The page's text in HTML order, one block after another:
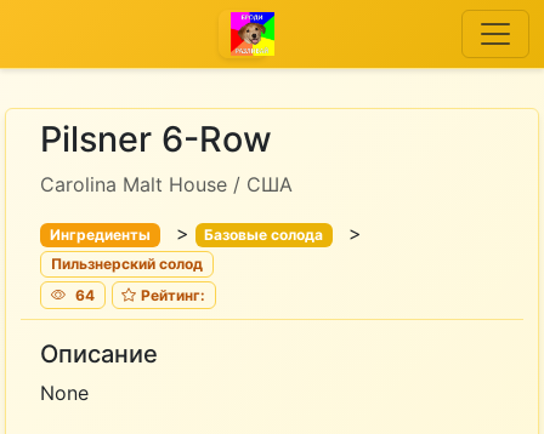
Pilsner 6-Row
Carolina Malt House / США
Ингредиенты > Базовые солода >
Пильзнерский солод
64
Рейтинг:
Описание
None